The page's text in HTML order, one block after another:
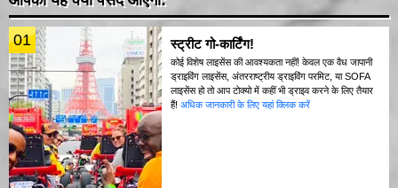
01 स्ट्रीट गो-कार्टिंग!
कोई विशेष लाइसेंस की आवश्यकता नहीं! केवल एक वैध जापानी
ड्राइविंग लाइसेंस, अंतरराष्ट्रीय ड्राइविंग परमिट, या SOFA
लाइसेंस हो तो आप टोक्यो में कहीं भी ड्राइव करने के लिए तैयार
हैं! अधिक जानकारी के लिए यहां क्लिक करें